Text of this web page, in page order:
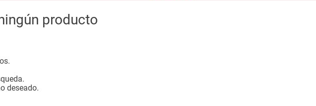
producto
deseado.